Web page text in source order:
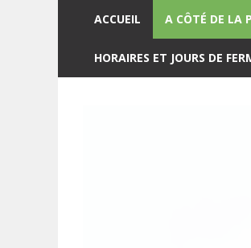
ACCUEIL A CÔTÉ DE LA
HORAIRES ET JOURS DE